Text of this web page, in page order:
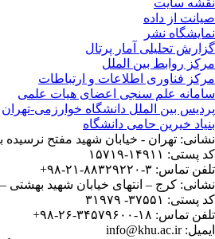
نقشه سایت
صیانت از داده
نمایشگاه نشر
گزارش تحلیلی آمار پرتال
مرکز روابط بین الملل
مرکز فناوری اطلاعات و ارتباطات
سامانه علم سنجی اعضای هیات علمی
پردیس بین الملل دانشگاه خوارزمی-تهران
بنیاد خیرین حامی دانشگاه
نشانی: تهران - خیابان شهید مفتح نرسیده به
کد پستی: ۱۴۹۱۱-۱۵۷۱۹
تلفن تماس: ۳-۸۸۳۲۹۲۲۰-۲۱-۹۸+
نشانی: کرج – انتهای خیابان شهید بهشتی
کد پستی: ۳۷۵۵۱- ۳۱۹۷۹
تلفن تماس: ۱۸-۳۴۵۷۹۶۰۰-۲۶-۹۸+
ایمیل: info@khu.ac.ir